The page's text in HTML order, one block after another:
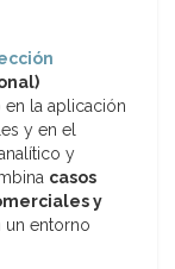
en la aplicación
y en el
y
casos
y
un entorno